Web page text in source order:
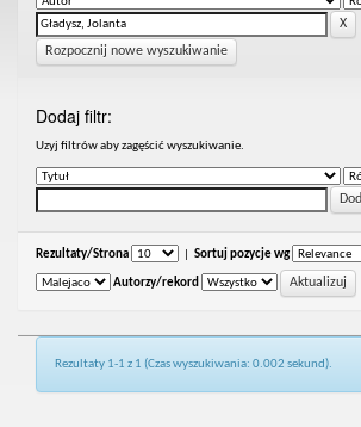
Rozpocznij nowe wyszukiwanie
Dodaj filtr:
Uzyj filtrów aby zagęścić wyszukiwanie.
Rezultaty/Strona Sortuj pozycje wg
Autorzy/rekord
Rezultaty 1-1 z 1 (Czas wyszukiwania: 0.002 sekund).